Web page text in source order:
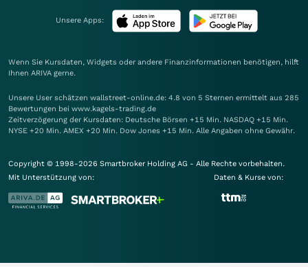
Unsere Apps:
Wenn Sie Kursdaten, Widgets oder andere Finanzinformationen benötigen, hilft
Ihnen ARIVA gerne.
Unsere User schätzen wallstreet-online.de: 4.8 von 5 Sternen ermittelt aus 285
Bewertungen bei www.kagels-trading.de
Zeitverzögerung der Kursdaten: Deutsche Börsen +15 Min. NASDAQ +15 Min.
NYSE +20 Min. AMEX +20 Min. Dow Jones +15 Min. Alle Angaben ohne Gewähr.
Copyright © 1998-2026 Smartbroker Holding AG - Alle Rechte vorbehalten.
Mit Unterstützung von:
Daten & Kurse von: